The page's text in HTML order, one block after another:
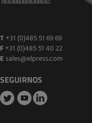
T +31 (0)485 51 69 69
F+31 (0)485 51 40 22
E sales@elpress.com
SEGUIRNOS